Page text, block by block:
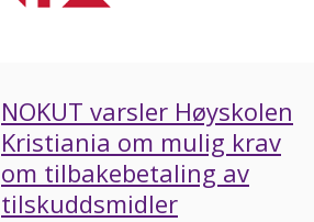
NOKUT varsler Høyskolen
Kristiania om mulig krav
om tilbakebetaling av
tilskuddsmidler